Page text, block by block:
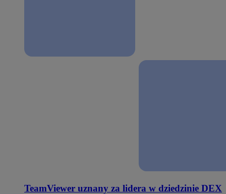
TeamViewer uznany za lidera w dziedzinie DEX